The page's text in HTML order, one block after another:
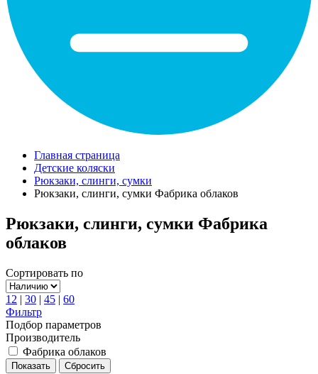
Главная страница
Детские коляски
Рюкзаки, слинги, сумки
Рюкзаки, слинги, сумки Фабрика облаков
Рюкзаки, слинги, сумки Фабрика
облаков
Сортировать по
12 | 30 | 45 | 60
Фильтр
Подбор параметров
Производитель
Фабрика облаков